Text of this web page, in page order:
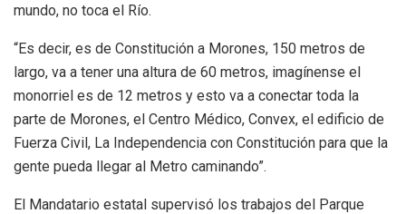
mundo, no toca el Río.
“Es decir, es de Constitución a Morones, 150 metros de
largo, va a tener una altura de 60 metros, imagínense el
monorriel es de 12 metros y esto va a conectar toda la
parte de Morones, el Centro Médico, Convex, el edificio de
Fuerza Civil, La Independencia con Constitución para que la
gente pueda llegar al Metro caminando”.
El Mandatario estatal supervisó los trabajos del Parque